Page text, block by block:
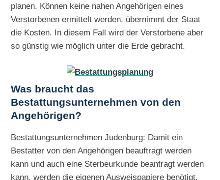
planen. Können keine nahen Angehörigen eines
Verstorbenen ermittelt werden, übernimmt der Staat
die Kosten. In diesem Fall wird der Verstorbene aber
so günstig wie möglich unter die Erde gebracht.
Was braucht das
Bestattungsunternehmen von den
Angehörigen?
Bestattungsunternehmen Judenburg: Damit ein
Bestatter von den Angehörigen beauftragt werden
kann und auch eine Sterbeurkunde beantragt werden
kann, werden die eigenen Ausweispapiere benötigt.